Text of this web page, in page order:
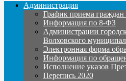
Администрация
График приема
Информация по 8-ФЗ
Администрации
Волховского
Электронная форма
Информация по
Исполнение указов
Перепись 2020